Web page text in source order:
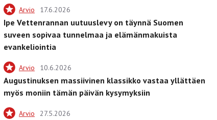
Arvio 17.6.2026
Ipe Vettenrannan uutuuslevy on täynnä Suomen
suveen sopivaa tunnelmaa ja elämänmakuista
evankeliointia
Arvio 10.6.2026
Augustinuksen massiivinen klassikko vastaa yllättäen
myös moniin tämän päivän kysymyksiin
Arvio 27.5.2026